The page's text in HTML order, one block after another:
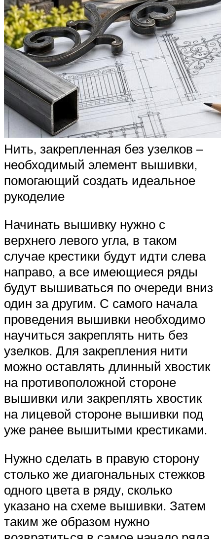
Нить, закрепленная без узелков –
необходимый элемент вышивки,
помогающий создать идеальное
рукоделие
Начинать вышивку нужно с
верхнего левого угла, в таком
случае крестики будут идти слева
направо, а все имеющиеся ряды
будут вышиваться по очереди вниз
один за другим. С самого начала
проведения вышивки необходимо
научиться закреплять нить без
узелков. Для закрепления нити
можно оставлять длинный хвостик
на противоположной стороне
вышивки или закреплять хвостик
на лицевой стороне вышивки под
уже ранее вышитыми крестиками.
Нужно сделать в правую сторону
столько же диагональных стежков
одного цвета в ряду, сколько
указано на схеме вышивки. Затем
таким же образом нужно